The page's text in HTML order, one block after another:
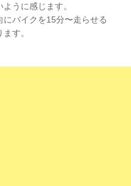
うに感じます。
バイクを15分〜走らせる
す。